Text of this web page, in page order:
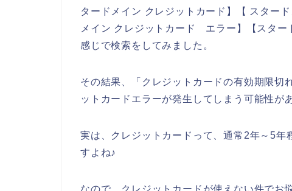
タードメイン クレジットカード】【 スター
メイン クレジットカード エラー】【スタ
感じで検索をしてみました。
その結果、「クレジットカードの有効期限切
ットカードエラーが発生してしまう可能性が
実は、クレジットカードって、通常2年～5
すよね♪
なので、クレジットカードが使えない件でお